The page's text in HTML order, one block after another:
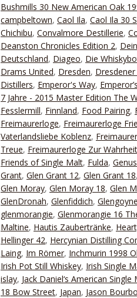
Bushmills 30 New American Oak
campbeltown, Caol Ila, Caol Ila 30
Chichibu, Convalmore Destillerie,
Deanston Chronicles Edition 2,
Deutschland, Diageo, Die
Drams United, Dresden,
Distillers, Emperor's Way,
7 Jahre - 2015 Master Edition The
Fesslermill, Finnland, Food Pairing,
Freimaurerloge, Freimaurerloge
Vaterlandsliebe Koblenz,
Treue, Freimaurerloge Zur
Friends of Single Malt, Fulda,
Grant, Glen Grant 12, Glen Grant 18,
Glen Moray, Glen Moray 18, Glen
GlenDronah, Glenfiddich, Glengoyne
glenmorangie, Glenmorangie 16
Maltine, Hautis Zaubertränke,
Hellinger 42, Hercynian Distilling
Laing, Im Römer, Inchmurin 1998
Irish Pot Still Whiskey, Irish Single
islay, Jack Daniel‘s American
18 Bow Street, Japan, Jason